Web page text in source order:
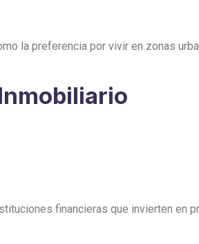
la preferencia por vivir en zonas
financieras que invierten en